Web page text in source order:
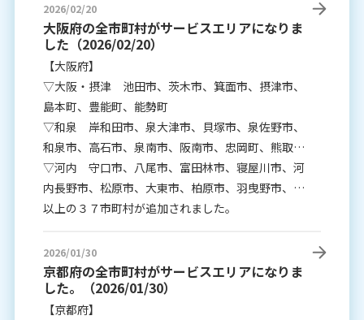
2026/02/20
大阪府の全市町村がサービスエリアになりま
した（2026/02/20）
【大阪府】
▽大阪・摂津 池田市、茨木市、箕面市、摂津市、
島本町、豊能町、能勢町
▽和泉 岸和田市、泉大津市、貝塚市、泉佐野市、
和泉市、高石市、泉南市、阪南市、忠岡町、熊取
町、田尻町、岬町
▽河内 守口市、八尾市、富田林市、寝屋川市、河
内長野市、松原市、大東市、柏原市、羽曳野市、門
真市、藤井寺市、東大阪市、四條畷市、交野市、大
以上の３７市町村が追加されました。
2026/01/30
京都府の全市町村がサービスエリアになりま
した。（2026/01/30）
【京都府】